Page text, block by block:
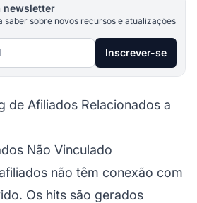
newsletter
saber sobre novos recursos e atualizações
Inscrever-se
de Afiliados Relacionados a
Não Vinculado
não têm conexão com
Os hits são gerados